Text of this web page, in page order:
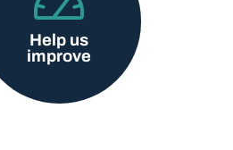
Help us
improve